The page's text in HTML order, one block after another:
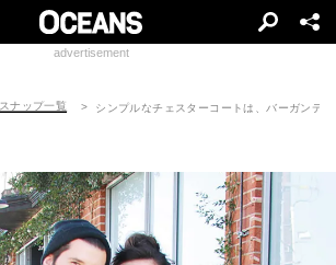
advertisement
スナップ一覧 シンプルなチェスターコートは、バーガンデ